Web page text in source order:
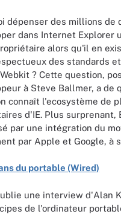
dépenser des millions de
dans Internet Explorer
alors qu'il en
des standards
? Cette question,
à Steve Ballmer, a de
connaît l'ecosystème de
d'IE. Plus surprenant,
par une intégration du
par Apple et Google, à
du portable (Wired)
une interview d'Alan
de l'ordinateur